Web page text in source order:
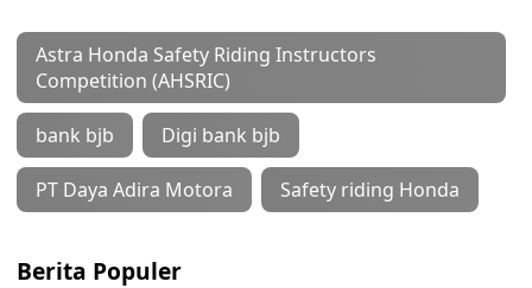
Astra Honda Safety Riding Instructors
Competition (AHSRIC)
bank bjb Digi bank bjb
PT Daya Adira Motora Safety riding Honda
Berita Populer